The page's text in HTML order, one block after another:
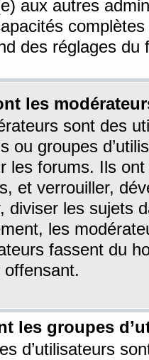
aux autres
des réglages du
les
sont des
ou groupes
les forums. Ils ont
et verrouiller,
diviser les sujets
les
fassent du
offensant.
les groupes
d’utilisateurs